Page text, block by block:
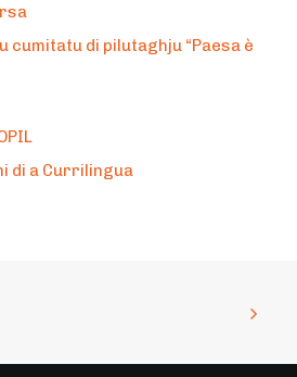
cumitatu di pilutaghju “Paesa è
di a Currilingua